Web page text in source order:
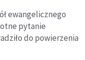
ewangelicznego
pytanie
do powierzenia